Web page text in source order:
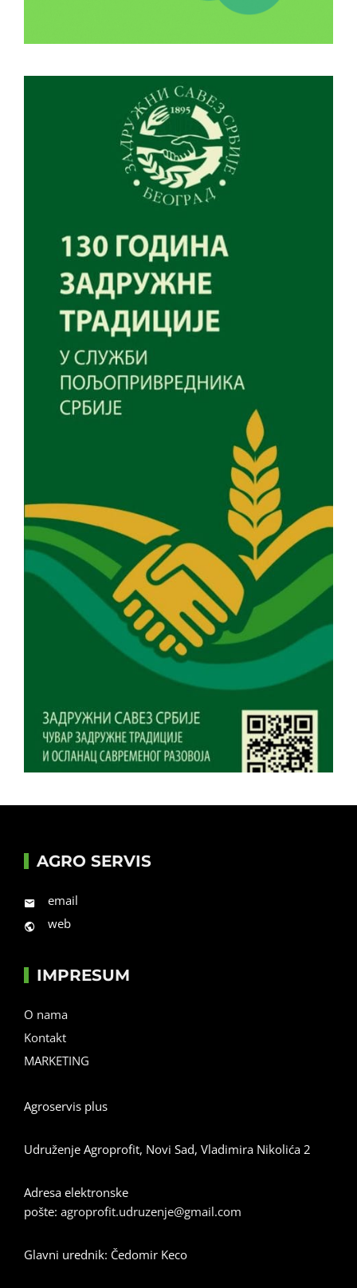
AGRO SERVIS
email
web
IMPRESUM
O nama
Kontakt
MARKETING
Agroservis plus
Udruženje Agroprofit, Novi Sad, Vladimira Nikolića 2
Adresa elektronske
pošte: agroprofit.udruzenje@gmail.com
Glavni urednik: Čedomir Keco